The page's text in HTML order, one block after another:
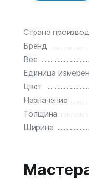
Страна
Бренд
Вес
Единица
Цвет
Назначение
Толщина
Ширина